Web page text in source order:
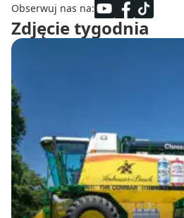
Obserwuj nas na:
Zdjęcie tygodnia